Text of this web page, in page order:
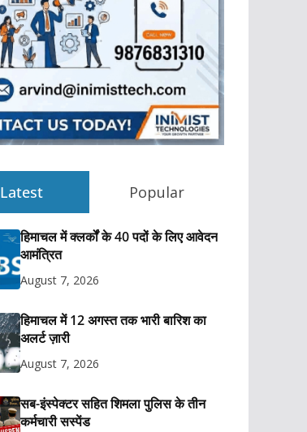
Latest Popular
हिमाचल में क्लर्कों के 40 पदों के लिए आवेदन
आमंत्रित
August 7, 2026
हिमाचल में 12 अगस्त तक भारी बारिश का
अलर्ट ज़ारी
August 7, 2026
सब-इंस्पेक्टर सहित शिमला पुलिस के तीन
कर्मचारी सस्पेंड